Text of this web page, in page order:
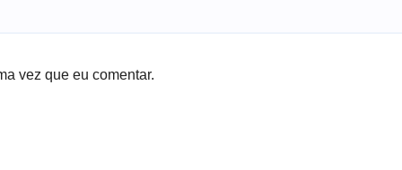
vez que eu comentar.